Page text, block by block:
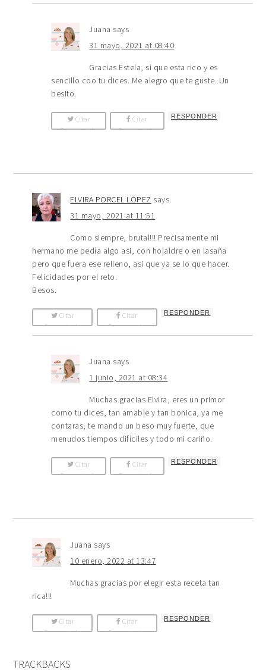
Juana says
31 mayo, 2021 at 08:40
Gracias Estela, si que esta rico y es
sencillo coo tu dices. Me alegro que te guste. Un
besito.
Citar
Comentario
Citar
Comentario
RESPONDER
ELVIRA PORCEL LÓPEZ says
31 mayo, 2021 at 11:51
Como siempre, brutal!!! Precisamente mi
hermano me pedía algo asi, con hojaldre o en lasaña
pero que fuera ese relleno, asi que ya se lo que hacer.
Felicidades por el reto.
Besos.
Citar
Comentario
Citar
Comentario
RESPONDER
Juana says
1 junio, 2021 at 08:34
Muchas gracias Elvira, eres un primor
como tu dices, tan amable y tan bonica, ya me
contaras, te mando un beso muy fuerte, que
menudos tiempos difíciles y todo mi cariño.
Citar
Comentario
Citar
Comentario
RESPONDER
Juana says
10 enero, 2022 at 13:47
Muchas gracias por elegir esta receta tan
rica!!!
Citar
Comentario
Citar
Comentario
RESPONDER
TRACKBACKS